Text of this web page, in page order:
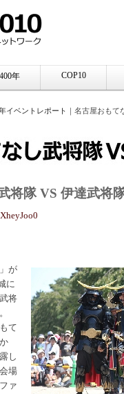
年 COP10
イベントレポート ｜名古屋おも
将隊 VS 伊達武将
が
に
将
て
し
場
ァ